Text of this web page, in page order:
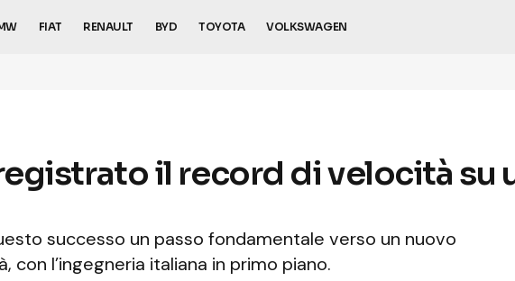
FIAT RENAULT BYD TOYOTA VOLKSWAGEN
il record di velocità su
successo un passo fondamentale verso un nuovo
con l’ingegneria italiana in primo piano.